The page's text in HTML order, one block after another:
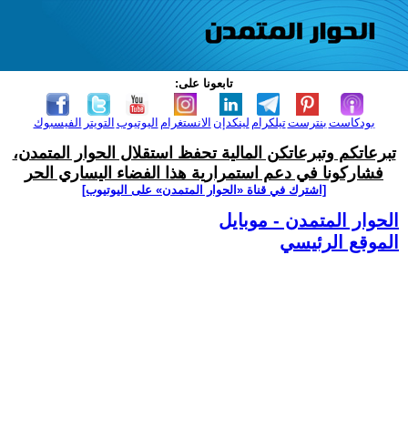
تابعونا على:
الفيسبوك التويتر اليوتيوب الانستغرام لينكدإن تيلكرامبنترست بودكاست
تبرعاتكم وتبرعاتكن المالية تحفظ استقلال الحوار المتمدن،
فشاركونا في دعم استمرارية هذا الفضاء اليساري الحر
[اشترك في قناة ‫«الحوار المتمدن» على اليوتيوب]
الحوار المتمدن - موبايل
الموقع الرئيسي